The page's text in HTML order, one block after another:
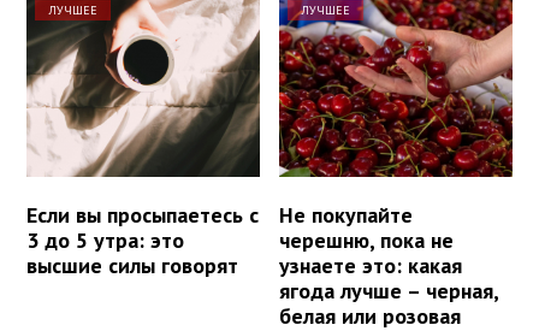
ЛУЧШЕЕ
Если вы просыпаетесь с
3 до 5 утра: это
высшие силы говорят
ЛУЧШЕЕ
Не покупайте
черешню, пока не
узнаете это: какая
ягода лучше – черная,
белая или розовая